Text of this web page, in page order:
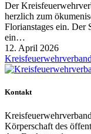
Der
herzlich zum
Florianstages ein. Der
ein…
12. April 2026
Kontakt
Körperschaft des